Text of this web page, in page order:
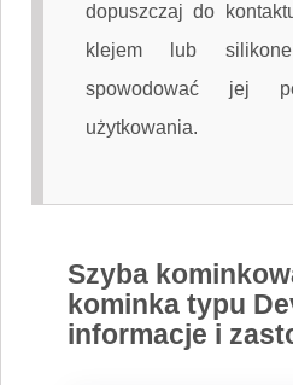
dopuszczaj do
klejem lub
spowodować jej
użytkowania.
Szyba
kominka typu
informacje i